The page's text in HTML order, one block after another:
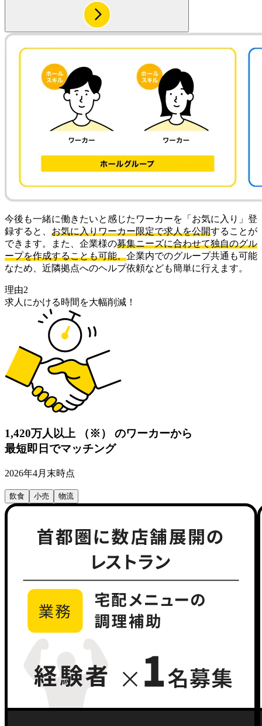
今後も一緒に働きたいと感じたワーカーを「お気に入り」登
録すると、 お気に入りワーカー限定で求人を公開することが
できます。また、企業様の募集ニーズに合わせて独自のグル
ープを作成することも可能。企業内でのグループ共通も可能
なため、近隣拠点へのヘルプ依頼なども簡単に行えます。
理由2
求人にかける時間を大幅削減！
1,420万人以上 （※） のワーカーから
最短即日でマッチング
2026年4月末時点
飲食 小売 物流